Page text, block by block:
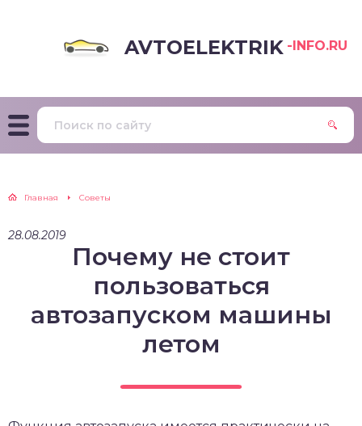
AVTOELEKTRIK -INFO.RU
Главная Советы
28.08.2019
Почему не стоит
пользоваться
автозапуском машины
летом